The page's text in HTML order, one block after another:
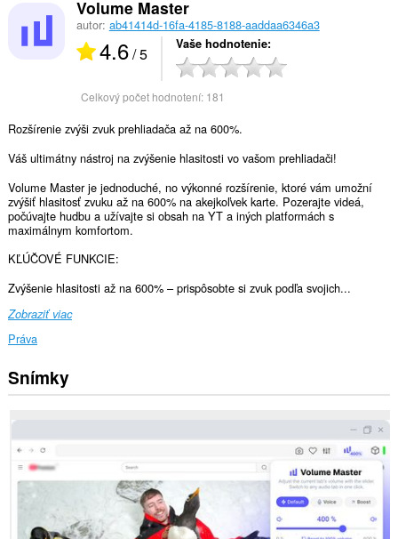
Volume Master
autor: ab41414d-16fa-4185-8188-aaddaa6346a3
4.6/ 5 Vaše hodnotenie
Celkový počet hodnotení: 181
Rozšírenie zvýši zvuk prehliadača až na 600%.
Váš ultimátny nástroj na zvýšenie hlasitosti vo vašom prehliadači!
Volume Master je jednoduché, no výkonné rozšírenie, ktoré vám umožní
zvýšiť hlasitosť zvuku až na 600% na akejkoľvek karte. Pozerajte videá,
počúvajte hudbu a užívajte si obsah na YT a iných platformách s
maximálnym komfortom.
KĽÚČOVÉ FUNKCIE:
Zvýšenie hlasitosti až na 600% – prispôsobte si zvuk podľa svojich...
Zobraziť viac
Práva
Toto
rozšírenie
prístup
vašim
dátam
na
všetkých
stránkach.
Snímky